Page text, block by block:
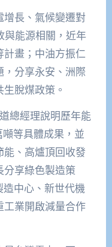
增長、氣候變遷對
與能源相關，近年
畫；中油方振仁
分享永安、洲際
脫煤政策。
總經理說明歷年能
等具體成果，並
、高爐頂回收發
分享綠色製造策
造中心、新世代機
工業開啟減量合作